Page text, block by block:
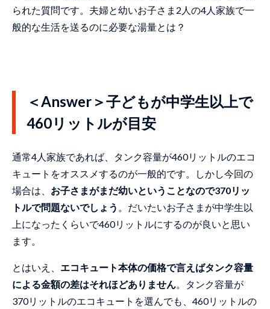
られた質問です。夫婦と幼いお子さま2人の4人家族で一
般的な生活を送るのに必要な湯量とは？
＜Answer＞子どもが中学生以上で
460リットルが目安
通常4人家族であれば、タンク容量が460リットルのエコ
キュートをオススメするのが一般的です。しかし今回の
場合は、 お子さまがまだ幼いということなので370リッ
トルで問題ないでしょう 。だいたいお子さまが中学生以
上になったくらいで460リットルにするのが良いと思い
ます。
とはいえ、 エコキュート本体の価格で言えばタンク容量
による金額の差はそれほどありません。タンク容量が
370リットルのエコキュートを選んでも、460リットルの